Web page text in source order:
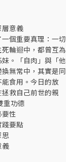
意義
個重要真理：一切
輪迴中，都曾互為
。「自肉」與「他
無常中，其實是同
食用。今日的放
救自己前世的親
重功德
性
要點